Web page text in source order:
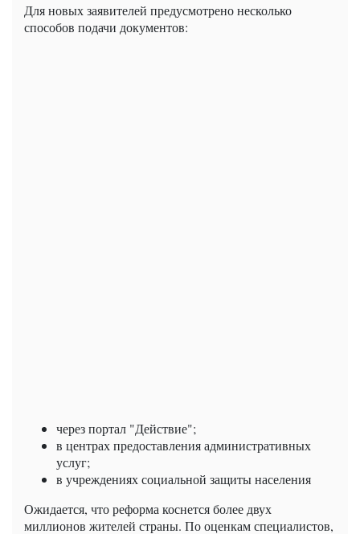
Для новых заявителей предусмотрено несколько
способов подачи документов:
через портал "Действие";
в центрах предоставления административных
услуг;
в учреждениях социальной защиты населения
Ожидается, что реформа коснется более двух
миллионов жителей страны. По оценкам специалистов,